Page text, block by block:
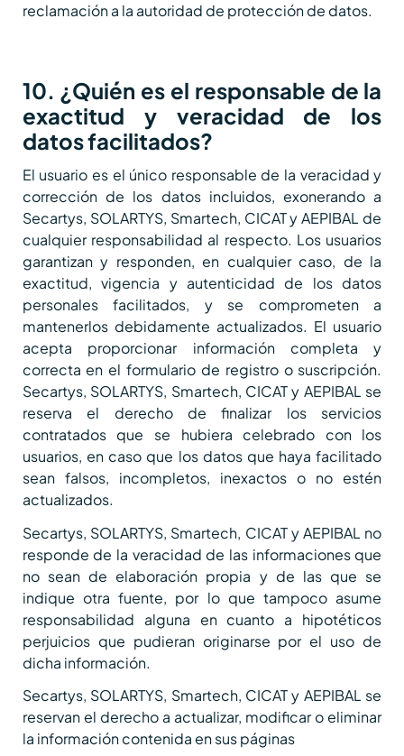
reclamación a la autoridad de protección de datos.
10. ¿Quién es el responsable de la
exactitud y veracidad de los
datos facilitados?
El usuario es el único responsable de la veracidad y
corrección de los datos incluidos, exonerando a
Secartys, SOLARTYS, Smartech, CICAT y AEPIBAL de
cualquier responsabilidad al respecto. Los usuarios
garantizan y responden, en cualquier caso, de la
exactitud, vigencia y autenticidad de los datos
personales facilitados, y se comprometen a
mantenerlos debidamente actualizados. El usuario
acepta proporcionar información completa y
correcta en el formulario de registro o suscripción.
Secartys, SOLARTYS, Smartech, CICAT y AEPIBAL se
reserva el derecho de finalizar los servicios
contratados que se hubiera celebrado con los
usuarios, en caso que los datos que haya facilitado
sean falsos, incompletos, inexactos o no estén
actualizados.
Secartys, SOLARTYS, Smartech, CICAT y AEPIBAL no
responde de la veracidad de las informaciones que
no sean de elaboración propia y de las que se
indique otra fuente, por lo que tampoco asume
responsabilidad alguna en cuanto a hipotéticos
perjuicios que pudieran originarse por el uso de
dicha información.
Secartys, SOLARTYS, Smartech, CICAT y AEPIBAL se
reservan el derecho a actualizar, modificar o eliminar
la información contenida en sus páginas